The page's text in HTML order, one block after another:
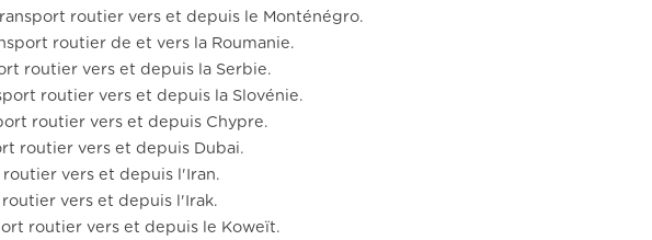
routier vers et depuis le Monténégro.
routier de et vers la Roumanie.
routier vers et depuis la Serbie.
routier vers et depuis la Slovénie.
routier vers et depuis Chypre.
routier vers et depuis Dubai.
vers et depuis l'Iran.
vers et depuis l'Irak.
routier vers et depuis le Koweït.